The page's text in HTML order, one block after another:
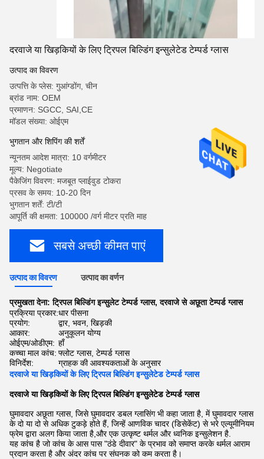
दरवाजे या खिड़कियों के लिए ट्रिपल बिल्डिंग इन्सुलेटेड टेम्पर्ड ग्लास
उत्पाद का विवरण
उत्पत्ति के प्लेस: गुआंग्डोंग, चीन
ब्रांड नाम: OEM
प्रमाणन: SGCC, SAI,CE
मॉडल संख्या: ओईएम
भुगतान और शिपिंग की शर्तें
न्यूनतम आदेश मात्रा: 10 वर्गमीटर
मूल्य: Negotiate
पैकेजिंग विवरण: मजबूत प्लाईवुड टोकरा
प्रसव के समय: 10-20 दिन
भुगतान शर्तें: टी/टी
आपूर्ति की क्षमता: 100000 /वर्ग मीटर प्रति माह
सबसे अच्छी कीमत पाएं
उत्पाद का विवरण उत्पाद का वर्णन
प्रमुखता देना:ट्रिपल बिल्डिंग इन्सुलेट टेम्पर्ड ग्लास,दरवाजे से अछूता टेम्पर्ड ग्लास
प्रक्रिया प्रकार:धार पीसना
प्रयोग:
द्वार, भवन, खिड़की
आकार:
अनुकूलन योग्य
ओईएम/ओडीएम: हाँ
कच्चा माल कांच: फ्लोट ग्लास, टेम्पर्ड ग्लास
विनिर्देश:
ग्राहक की आवश्यकताओं के अनुसार
दरवाजे या खिड़कियों के लिए ट्रिपल बिल्डिंग इन्सुलेटेड टेम्पर्ड ग्लास
दरवाजे या खिड़कियों के लिए ट्रिपल बिल्डिंग इन्सुलेटेड टेम्पर्ड ग्लास
घुमावदार अछूता ग्लास, जिसे घुमावदार डबल ग्लासिंग भी कहा जाता है, में घुमावदार ग्लास
के दो या दो से अधिक टुकड़े होते हैं, जिन्हें आणविक चादर (डिसेकेंट) से भरे एल्यूमीनियम
फ्रेम द्वारा अलग किया जाता है,और एक उत्कृष्ट थर्मल और ध्वनिक इन्सुलेशन है.
यह कांच है जो कांच के आस पास "ठंडे दीवार" के प्रभाव को समाप्त करके थर्मल आराम
प्रदान करता है और अंदर कांच पर संघनक को कम करता है।